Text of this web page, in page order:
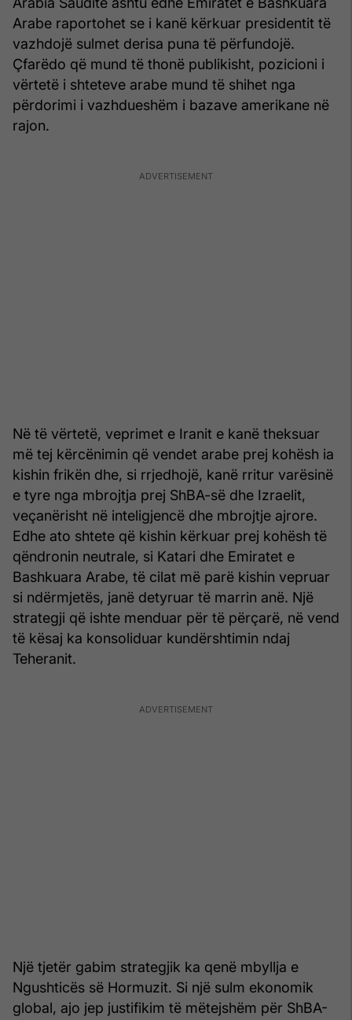
Arabe raportohet se i kanë kërkuar presidentit të
vazhdojë sulmet derisa puna të përfundojë.
Çfarëdo që mund të thonë publikisht, pozicioni i
vërtetë i shteteve arabe mund të shihet nga
përdorimi i vazhdueshëm i bazave amerikane në
rajon.
Në të vërtetë, veprimet e Iranit e kanë theksuar
më tej kërcënimin që vendet arabe prej kohësh ia
kishin frikën dhe, si rrjedhojë, kanë rritur varësinë
e tyre nga mbrojtja prej ShBA-së dhe Izraelit,
veçanërisht në inteligjencë dhe mbrojtje ajrore.
Edhe ato shtete që kishin kërkuar prej kohësh të
qëndronin neutrale, si Katari dhe Emiratet e
Bashkuara Arabe, të cilat më parë kishin vepruar
si ndërmjetës, janë detyruar të marrin anë. Një
strategji që ishte menduar për të përçarë, në vend
të kësaj ka konsoliduar kundërshtimin ndaj
Teheranit.
Një tjetër gabim strategjik ka qenë mbyllja e
Ngushticës së Hormuzit. Si një sulm ekonomik
global, ajo jep justifikim të mëtejshëm për ShBA-